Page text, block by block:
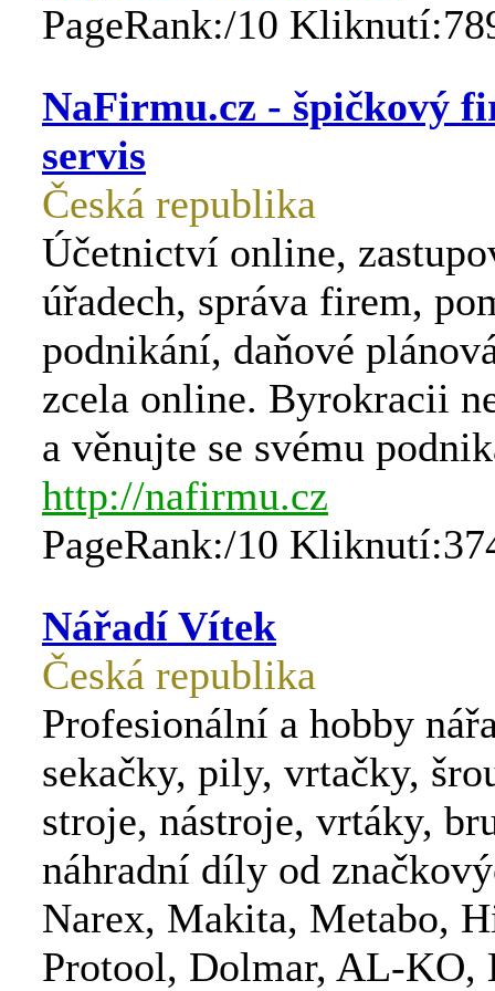
PageRank:/10
NaFirmu.cz - špičkový
servis
Česká republika
Účetnictví online,
úřadech, správa firem,
podnikání, daňové
zcela online. Byrokracii
a věnujte se svému
http://nafirmu.cz
PageRank:/10
Nářadí Vítek
Česká republika
Profesionální a hobby
sekačky, pily, vrtačky,
stroje, nástroje, vrtáky,
náhradní díly od
Narex, Makita, Metabo,
Protool, Dolmar, AL-KO,